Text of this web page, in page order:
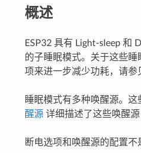
概述
ESP32 具有 Light-sleep 和
的子睡眠模式。关于这些
项来进一步减少功耗，请参
睡眠模式有多种唤醒源。
醒源 详细描述了这些唤醒源
断电选项和唤醒源的配置不